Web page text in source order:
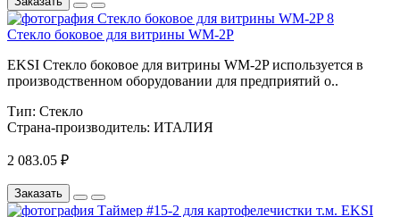
Стекло боковое для витрины WM-2P
EKSI Стекло боковое для витрины WM-2P используется в
производственном оборудовании для предприятий о..
Тип: Стекло
Страна-производитель: ИТАЛИЯ
2 083.05 ₽
Заказать